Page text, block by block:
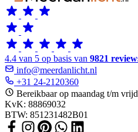
4.4 van 5 op basis van 9821
info@meerdanlicht.nl
+31 24-2120360
Bereikbaar op maandag t/m
KvK: 88869032
BTW: 851231482B01